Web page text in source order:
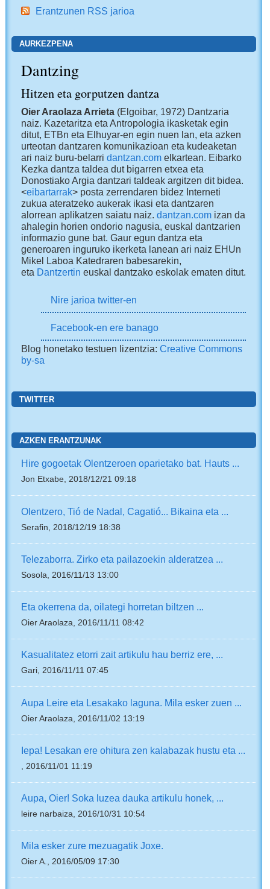
Erantzunen RSS jarioa
AURKEZPENA
Dantzing
Hitzen eta gorputzen dantza
Oier Araolaza Arrieta (Elgoibar, 1972) Dantzaria
naiz. Kazetaritza eta Antropologia ikasketak egin
ditut, ETBn eta Elhuyar-en egin nuen lan, eta azken
urteotan dantzaren komunikazioan eta kudeaketan
ari naiz buru-belarridantzan.com elkartean. Eibarko
Kezka dantza taldea dut bigarren etxea eta
Donostiako Argia dantzari taldeak argitzen dit bidea.
<eibartarrak> posta zerrendaren bidez Interneti
zukua ateratzeko aukerak ikasi eta dantzaren
alorrean aplikatzen saiatu naiz.dantzan.com izan da
ahalegin horien ondorio nagusia, euskal dantzarien
informazio gune bat. Gaur egun dantza eta
generoaren inguruko ikerketa lanean ari naiz EHUn
Mikel Laboa Katedraren babesarekin,
eta Dantzertin euskal dantzako eskolak ematen ditut.
Nire jarioa twitter-en
Facebook-en ere banago
Blog honetako testuen lizentzia:Creative Commons
by-sa
TWITTER
AZKEN ERANTZUNAK
Hire gogoetak Olentzeroen oparietako bat. Hauts ...
Jon Etxabe, 2018/12/21 09:18
Olentzero, Tió de Nadal, Cagatió... Bikaina eta ...
Serafin, 2018/12/19 18:38
Telezaborra. Zirko eta pailazoekin alderatzea ...
Sosola, 2016/11/13 13:00
Eta okerrena da, oilategi horretan biltzen ...
Oier Araolaza, 2016/11/11 08:42
Kasualitatez etorri zait artikulu hau berriz ere, ...
Gari, 2016/11/11 07:45
Aupa Leire eta Lesakako laguna. Mila esker zuen ...
Oier Araolaza, 2016/11/02 13:19
Iepa! Lesakan ere ohitura zen kalabazak hustu eta ...
, 2016/11/01 11:19
Aupa, Oier! Soka luzea dauka artikulu honek, ...
leire narbaiza, 2016/10/31 10:54
Mila esker zure mezuagatik Joxe.
Oier A., 2016/05/09 17:30